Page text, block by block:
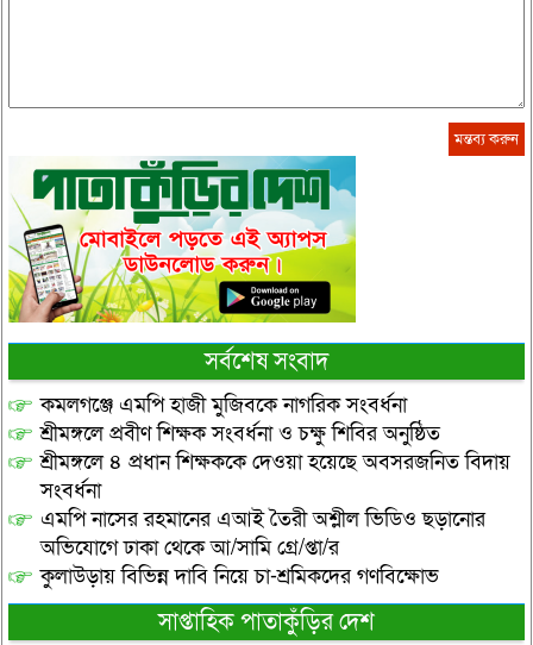
সর্বশেষ সংবাদ
কমলগঞ্জে এমপি হাজী মুজিবকে নাগরিক সংবর্ধনা
শ্রীমঙ্গলে প্রবীণ শিক্ষক সংবর্ধনা ও চক্ষু শিবির অনুষ্ঠিত
শ্রীমঙ্গলে ৪ প্রধান শিক্ষককে দেওয়া হয়েছে অবসরজনিত বিদায়
সংবর্ধনা
এমপি নাসের রহমানের এআই তৈরী অশ্লীল ভিডিও ছড়ানোর
অভিযোগে ঢাকা থেকে আ/সামি গ্রে/প্তা/র
কুলাউড়ায় বিভিন্ন দাবি নিয়ে চা-শ্রমিকদের গণবিক্ষোভ
সাপ্তাহিক পাতাকুঁড়ির দেশ